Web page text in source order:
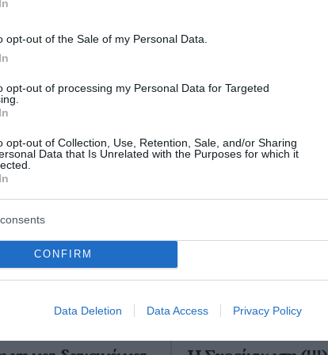
opt-out of the Sale of my Personal Data.
opt-out of processing my Personal Data for Targeted
opt-out of Collection, Use, Retention, Sale, and/or Sharing
Data that Is Unrelated with the Purposes for which it
CONFIRM
Data Deletion Data Access Privacy Policy
Lykavitos.gr στο Google News
όλες τις ειδήσεις